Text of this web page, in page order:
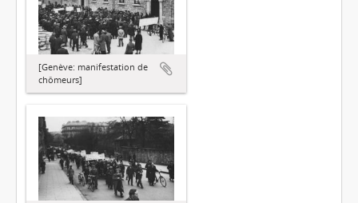
[Genève: manifestation de
chômeurs]